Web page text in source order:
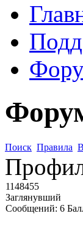
Поиск Правила
1148455
Заглянувший
Сообщений: 6